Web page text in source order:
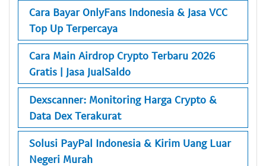
Cara Bayar OnlyFans Indonesia & Jasa VCC
Top Up Terpercaya
Cara Main Airdrop Crypto Terbaru 2026
Gratis | Jasa JualSaldo
Dexscanner: Monitoring Harga Crypto &
Data Dex Terakurat
Solusi PayPal Indonesia & Kirim Uang Luar
Negeri Murah